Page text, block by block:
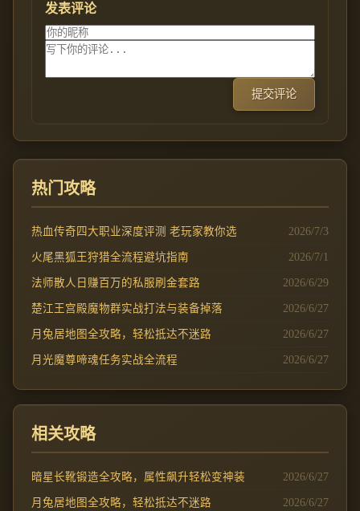
发表评论
提交评论
热门攻略
热血传奇四大职业深度评测 老玩家教你选 2026/7/3
火尾黑狐王狩猎全流程避坑指南 2026/7/1
法师散人日赚百万的私服刷金套路 2026/6/29
楚江王宫殿魔物群实战打法与装备掉落 2026/6/27
月兔居地图全攻略，轻松抵达不迷路 2026/6/27
月光魔尊啼魂任务实战全流程 2026/6/27
相关攻略
暗星长靴锻造全攻略，属性飙升轻松变神装 2026/6/27
月兔居地图全攻略，轻松抵达不迷路 2026/6/27